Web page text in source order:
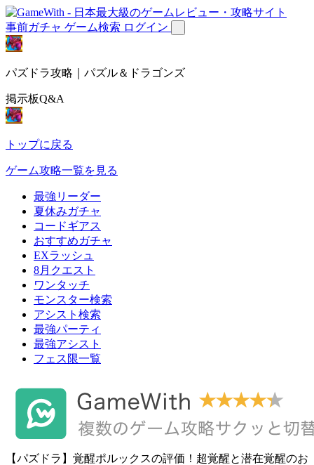
事前ガチャ ゲーム検索 ログイン
パズドラ攻略｜パズル＆ドラゴンズ
掲示板Q&A
トップに戻る
ゲーム攻略一覧を見る
最強リーダー
夏休みガチャ
コードギアス
おすすめガチャ
EXラッシュ
8月クエスト
ワンタッチ
モンスター検索
アシスト検索
最強パーティ
最強アシスト
フェス限一覧
【パズドラ】覚醒ポルックスの評価！超覚醒と潜在覚醒のお